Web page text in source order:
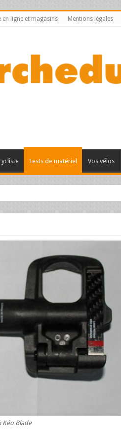
en ligne et magasins Mentions légales
Tests de matériel Vos vélos
Kéo Blade